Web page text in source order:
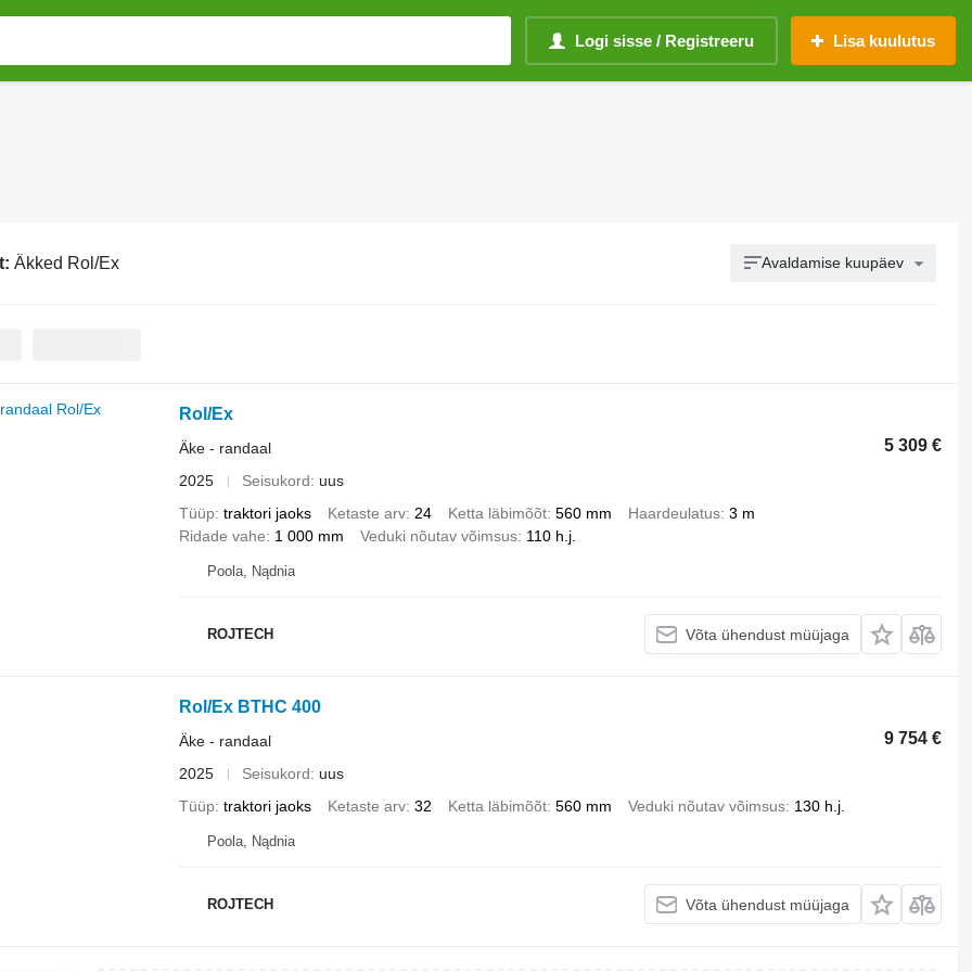
Logi sisse / Registreeru Lisa kuulutus
Äkked Rol/Ex Avaldamise kuupäev
Rol/Ex
5 309 €
Äke - randaal
2025
Seisukord
uus
Tüüp traktori jaoks Ketaste arv 24 Ketta läbimõõt 560 mm Haardeulatus 3 m
Ridade vahe
1 000 mm Veduki nõutav võimsus 110 h.j.
Poola, Nądnia
ROJTECH Võta ühendust müüjaga
Rol/Ex BTHC 400
9 754 €
Äke - randaal
2025
Seisukord
uus
Tüüp traktori jaoks Ketaste arv 32 Ketta läbimõõt 560 mm Veduki nõutav võimsus 130 h.j.
Poola, Nądnia
ROJTECH Võta ühendust müüjaga